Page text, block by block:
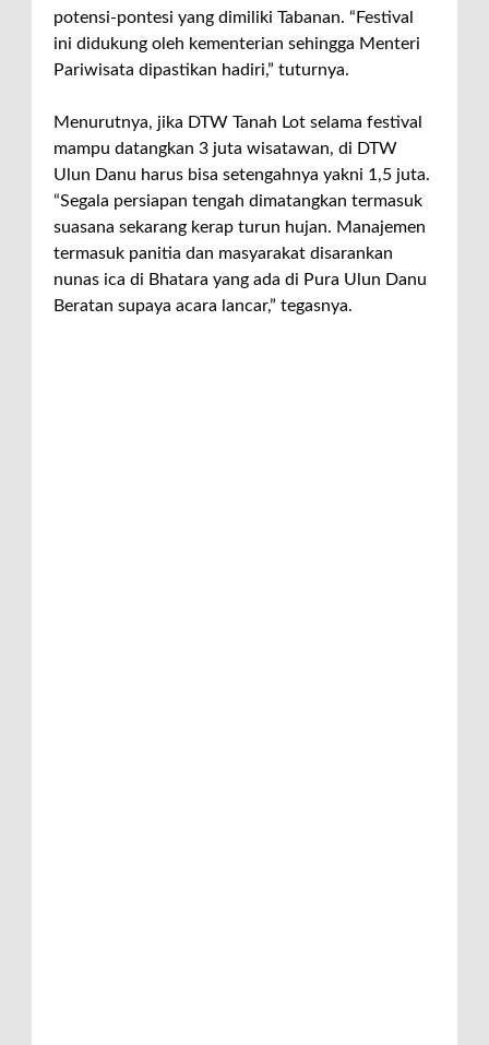
potensi-pontesi yang dimiliki Tabanan. “Festival
ini didukung oleh kementerian sehingga Menteri
Pariwisata dipastikan hadiri,” tuturnya.
Menurutnya, jika DTW Tanah Lot selama festival
mampu datangkan 3 juta wisatawan, di DTW
Ulun Danu harus bisa setengahnya yakni 1,5 juta.
“Segala persiapan tengah dimatangkan termasuk
suasana sekarang kerap turun hujan. Manajemen
termasuk panitia dan masyarakat disarankan
nunas ica di Bhatara yang ada di Pura Ulun Danu
Beratan supaya acara lancar,” tegasnya.